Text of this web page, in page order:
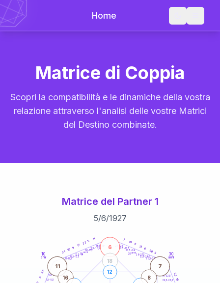
Home
Matrice di Coppia
Scopri la compatibilità e le dinamiche della vostra
relazione attraverso l'analisi delle vostre Matrici
del Destino combinate.
Matrice del Partner 1
5/6/1927
10
anni
30
anni
7,5-8,5
8,5-9
11-12,5
12,5-13,5
13,5-14
16-17,5
17,5-18,5
18,5-19
21-22,5
22,5-23,5
23,5-24
26-27,5
27,5-28,5
28,5-29
31-32,5
32,5-33,5
9
20
21
10
9
17
22 5
11 7
19 5
13
6
20
9
22
15
6
11 7
18
12
16
8
15 anni 25anni